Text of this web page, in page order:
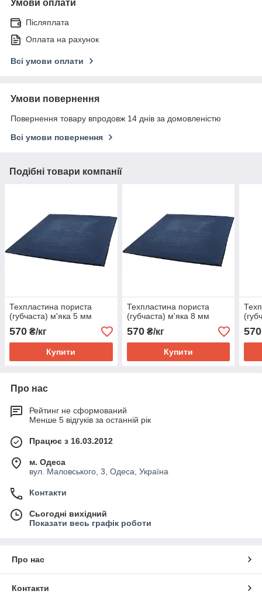
Умови оплати
Післяплата
Оплата на рахунок
Всі умови оплати
Умови повернення
Повернення товару впродовж 14 днів за домовленістю
Всі умови повернення
Подібні товари компанії
Техпластина пориста
(губчаста) м'яка 5 мм
570 ₴/кг
Купити
Техпластина пориста
(губчаста) м'яка 8 мм
570₴/кг
Купити
570
Про нас
Рейтинг не сформований
Менше 5 відгуків за останній рік
Працює з 16.03.2012
м. Одеса
вул. Маловського, 3, Одеса, Україна
Контакти
Сьогодні вихідний
Показати весь графік роботи
Про нас
Контакти